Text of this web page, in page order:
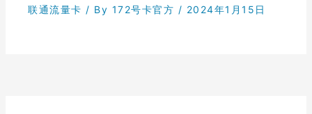
联通流量卡 / By 172号卡官方 / 2024年1月15日